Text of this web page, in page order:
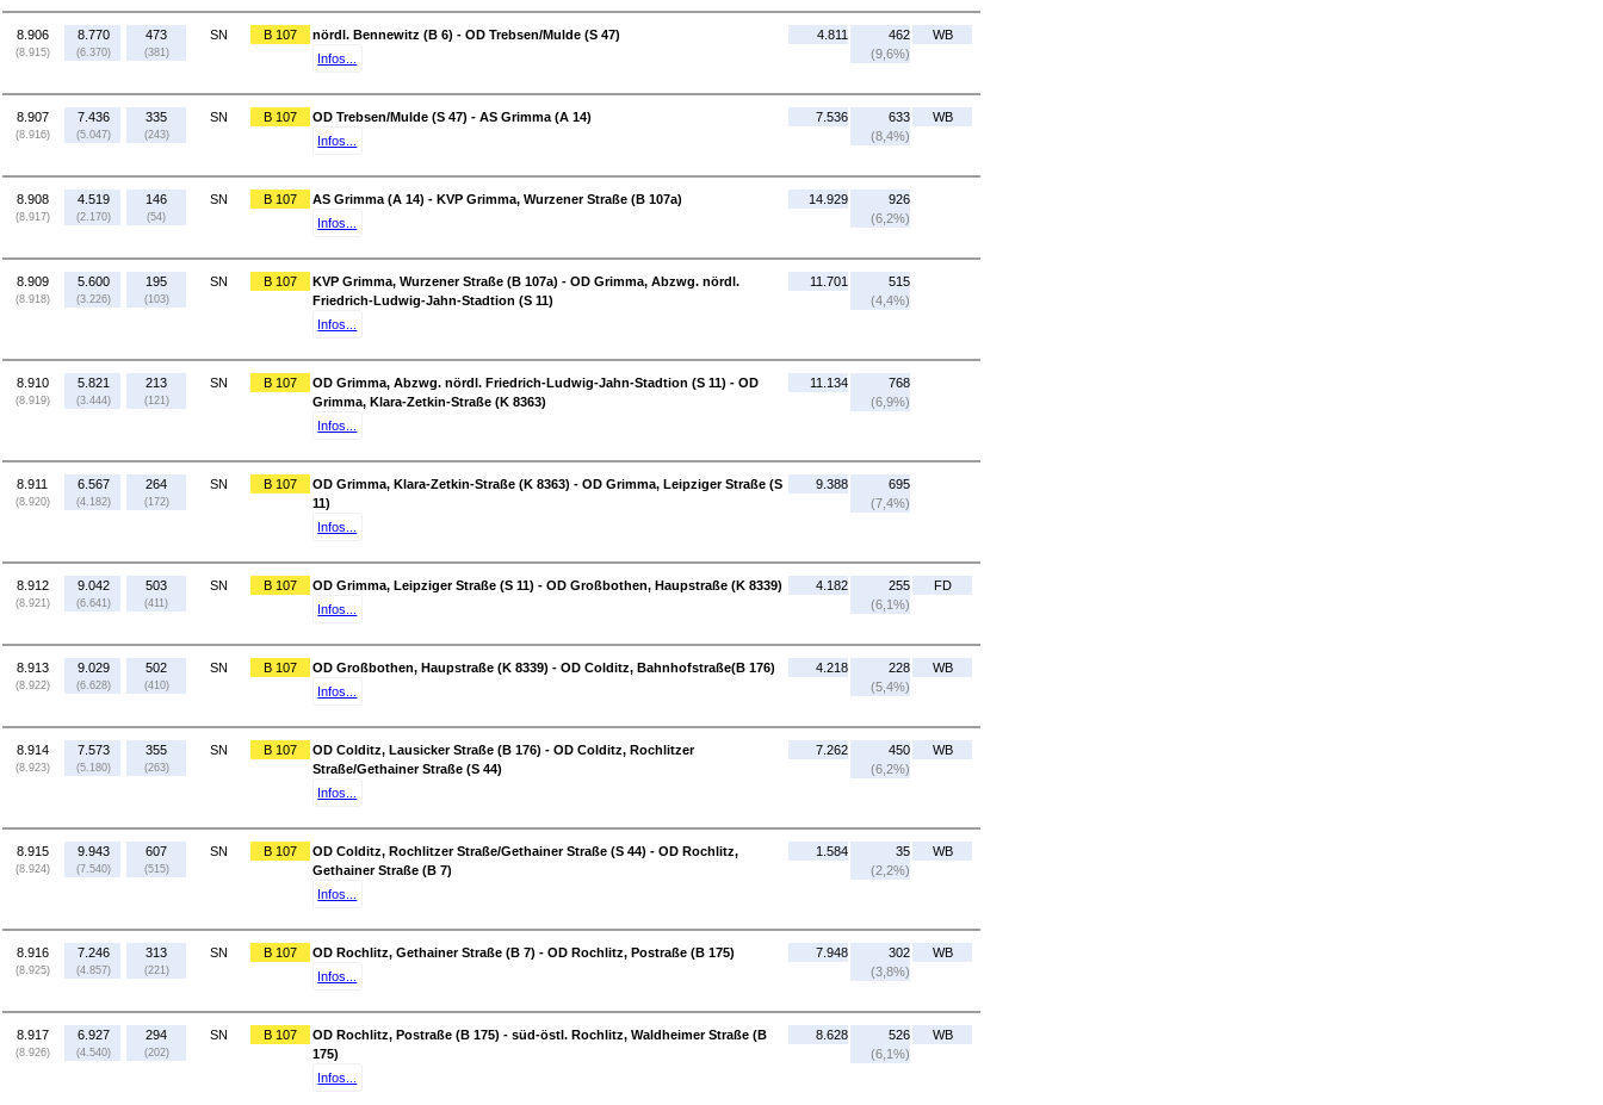
8.906
(8.915)
8.770
(6.370)
473
(381)
SN B 107
nördl. Bennewitz (B 6) - OD Trebsen/Mulde (S 47)
Infos...
4.811
462
(9,6%)
WB
8.907
(8.916)
7.436
(5.047)
335
(243)
SN B 107
OD Trebsen/Mulde (S 47) - AS Grimma (A 14)
Infos...
7.536
633
(8,4%)
WB
8.908
(8.917)
4.519
(2.170)
146
(54)
SN B 107
AS Grimma (A 14) - KVP Grimma, Wurzener Straße (B 107a)
Infos...
14.929
926
(6,2%)
8.909
(8.918)
5.600
(3.226)
195
(103)
SN B 107
KVP Grimma, Wurzener Straße (B 107a) - OD Grimma, Abzwg. nördl.
Friedrich-Ludwig-Jahn-Stadtion (S 11)
Infos...
11.701
515
(4,4%)
8.910
(8.919)
5.821
(3.444)
213
(121)
SN B 107
OD Grimma, Abzwg. nördl. Friedrich-Ludwig-Jahn-Stadtion (S 11) - OD
Grimma, Klara-Zetkin-Straße (K 8363)
Infos...
11.134
768
(6,9%)
8.911
(8.920)
6.567
(4.182)
264
(172)
SN B 107
OD Grimma, Klara-Zetkin-Straße (K 8363) - OD Grimma, Leipziger Straße (S
11)
Infos...
9.388
695
(7,4%)
8.912
(8.921)
9.042
(6.641)
503
(411)
SN B 107
OD Grimma, Leipziger Straße (S 11) - OD Großbothen, Haupstraße (K 8339)
Infos...
4.182
255
(6,1%)
FD
8.913
(8.922)
9.029
(6.628)
502
(410)
SN B 107
OD Großbothen, Haupstraße (K 8339) - OD Colditz, Bahnhofstraße(B 176)
Infos...
4.218
228
(5,4%)
WB
8.914
(8.923)
7.573
(5.180)
355
(263)
SN B 107
OD Colditz, Lausicker Straße (B 176) - OD Colditz, Rochlitzer
Straße/Gethainer Straße (S 44)
Infos...
7.262
450
(6,2%)
WB
8.915
(8.924)
9.943
(7.540)
607
(515)
SN B 107
OD Colditz, Rochlitzer Straße/Gethainer Straße (S 44) - OD Rochlitz,
Gethainer Straße (B 7)
Infos...
1.584
35
(2,2%)
WB
8.916
(8.925)
7.246
(4.857)
313
(221)
SN B 107
OD Rochlitz, Gethainer Straße (B 7) - OD Rochlitz, Postraße (B 175)
Infos...
7.948
302
(3,8%)
WB
8.917
(8.926)
6.927
(4.540)
294
(202)
SN B 107
OD Rochlitz, Postraße (B 175) - süd-östl. Rochlitz, Waldheimer Straße (B
175)
Infos...
8.628
526
(6,1%)
WB